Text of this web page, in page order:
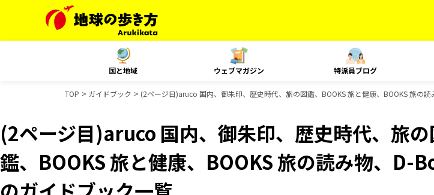
国と地域 ウェブマガジン 特派員ブログ
TOP ガイドブック (2ページ目)aruco 国内、御朱印、歴史時代、旅の図鑑、BOOKS 旅と健康、BOOKS 旅の
(2ページ目)aruco 国内、御朱印、歴史時代、旅の
鑑、BOOKS 旅と健康、BOOKS 旅の読み物、D-